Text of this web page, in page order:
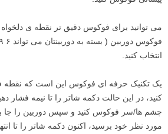
می توانید برای فوکوس دقیق تر نقطه ی دلخواه
انتخاب کنید.
یک تکنیک حرفه ای فوکوس این است که نقطه
چشم ها/سر فوکوس کنید و سپس دوربین را جا
مورد نظر خود برسید، اکنون دکمه شاتر را تا